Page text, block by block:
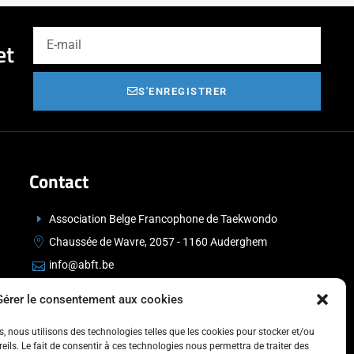
le consentement aux cookies
nous utilisons des technologies telles que les cookies pour stocker et/ou
Le fait de consentir à ces technologies nous permettra de traiter des
S'ENREGISTRER
Contact
Association Belge Francophone de Taekwondo
Chaussée de Wavre, 2057 - 1160 Auderghem
info@abft.be